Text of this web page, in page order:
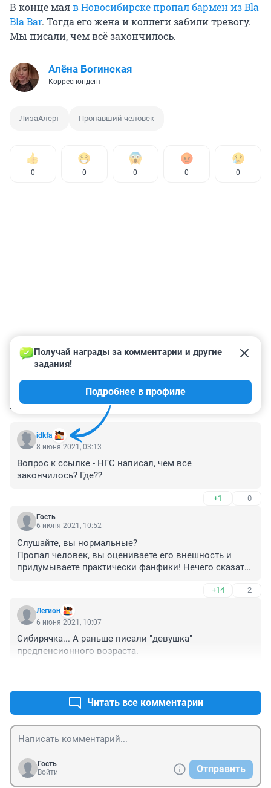
В конце маяв Новосибирске пропал бармен из Bla
Bla Bar. Тогда его жена и коллеги забили тревогу.
Мы писали, чем всё закончилось.
Алёна Богинская
Корреспондент
ЛизаАлерт Пропавший человек
0 0 0 0 0
КОММЕНТАРИИ 38
idkfa
Получай награды за комментарии и другие
задания!
Подробнее в профиле
8 июня 2021, 03:13
Вопрос к ссылке - НГС написал, чем все
закончилось? Где??
+1 –0
Гость
6 июня 2021, 10:52
Слушайте, вы нормальные?
Пропал человек, вы оцениваете его внешность и
придумываете практически фанфики! Нечего сказать -
+14 –2
Легион
6 июня 2021, 10:07
Сибирячка... А раньше писали "девушка"
предпенсионного возраста.
Читать все комментарии
Гость
Войти
Отправить